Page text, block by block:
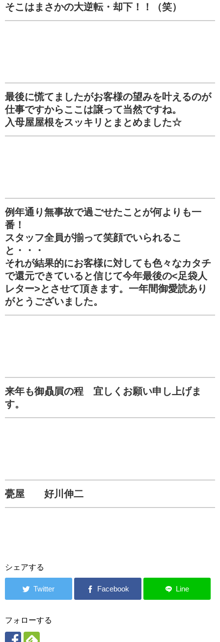
そこはまさかの大逆転・却下！！（笑）
最後に慌てましたがお客様の望みを叶えるのが
仕事ですからここは譲って当然ですね。
入母屋屋根をスッキリとまとめました☆
例年通り無事故で過ごせたことが何よりも一
番！
スタッフ全員が揃って笑顔でいられるこ
と・・・
それが結果的にお客様に対しても色々なカタチ
で還元できていると信じて今年最後の<足袋人
レター>とさせて頂きます。一年間御愛読あり
がとうございました。
来年も御贔屓の程 宜しくお願い申し上げま
す。
甍屋 好川伸二
シェアする
フォローする